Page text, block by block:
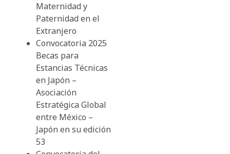
Maternidad y
Paternidad en el
Extranjero
Convocatoria 2025
Becas para
Estancias Técnicas
en Japón –
Asociación
Estratégica Global
entre México –
Japón en su edición
53